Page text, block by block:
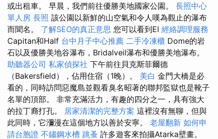
或出租車。 早晨，我們前往優勝美地國家公園。 長照中心
單人房 長照 該公園以新鮮的山空氣和令人嘆為觀止的瀑布
而聞名。 了解SEO的真正意思 您可以看到El 經絡調理服務
Capitan和Half 台中月子中心推薦 二手冷凍櫃 Dome的岩
石以及優勝美地谷瀑布，Bridalveil瀑布和優勝美地瀑布。
助聽器公司 私家偵探社 下午前往貝克斯菲爾德
（Bakersfield），佔用住宿（1晚）。 美白 金門大橋是必
看的，同時訪問惡魔島並觀看臭名昭著的聯邦監獄也是靴子
名單的頂部。 非常充滿活力，有趣的四分之一，具有強大
的拉丁裔打孔。 居家清潔的完整方案 這裡沒有無聊，但與
此同時，它瀰漫在這個地方以善於安寧。 老屋翻新 如何申
請台胞證 不鏽鋼水槽 跳蚤 許多遊客來拍攝Atarka壁畫。